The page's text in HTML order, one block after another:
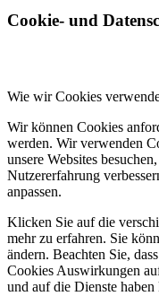
Cookie- und
Wie wir Cookies
Wir können Cookies
werden. Wir verwenden
unsere Websites
Nutzererfahrung
anpassen.
Klicken Sie auf die
mehr zu erfahren. Sie
ändern. Beachten Sie,
Cookies Auswirkungen
und auf die Dienste